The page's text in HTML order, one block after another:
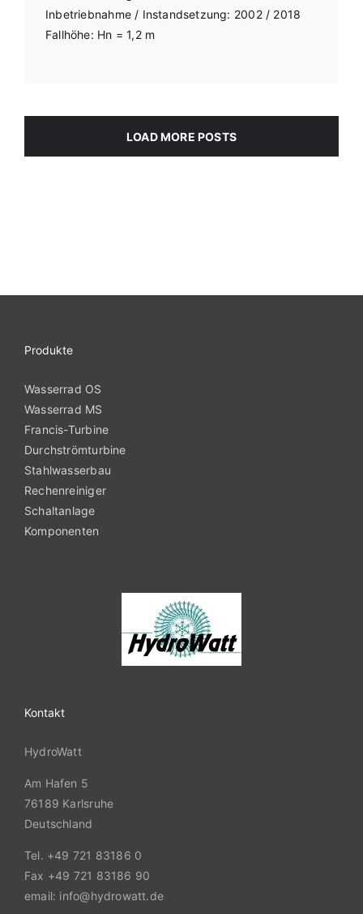
Inbetriebnahme / Instandsetzung: 2002 / 2018
Fallhöhe: Hn = 1,2 m
LOAD MORE POSTS
Produkte
Wasserrad OS
Wasserrad MS
Francis-Turbine
Durchströmturbine
Stahlwasserbau
Rechenreiniger
Schaltanlage
Komponenten
Kontakt
HydroWatt
Am Hafen 5
76189 Karlsruhe
Deutschland
Tel. +49 721 83186 0
Fax +49 721 83186 90
email: info@hydrowatt.de